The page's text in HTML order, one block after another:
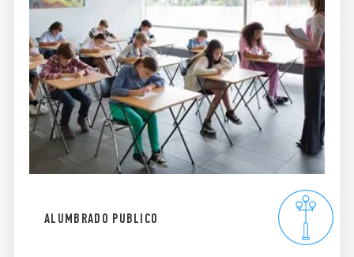
ALUMBRADO PUBLICO